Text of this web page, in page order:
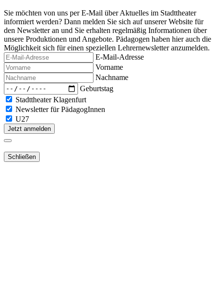
Sie möchten von uns per E-Mail über Aktuelles im Stadttheater
informiert werden? Dann melden Sie sich auf unserer Website für
den Newsletter an und Sie erhalten regelmäßig Informationen über
unsere Produktionen und Angebote. Pädagogen haben hier auch die
Möglichkeit sich für einen speziellen Lehrernewsletter anzumelden.
E-Mail-Adresse
Vorname
Nachname
Geburtstag
Stadttheater Klagenfurt
Newsletter für PädagogInnen
U27
Jetzt anmelden
Schließen